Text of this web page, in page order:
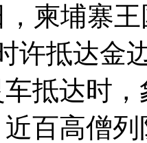
保守选民
埔寨王
许抵达金
抵达时
百高僧